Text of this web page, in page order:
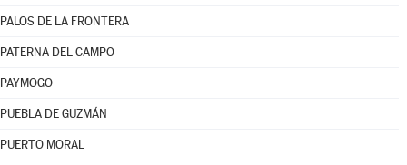
PALOS DE LA FRONTERA
PATERNA DEL CAMPO
PAYMOGO
PUEBLA DE GUZMÁN
PUERTO MORAL